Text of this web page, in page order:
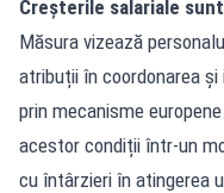
Creșterile salariale
Măsura vizează
atribuții în coordonarea
prin mecanisme
acestor condiții într-un
cu întârzieri în atingerea